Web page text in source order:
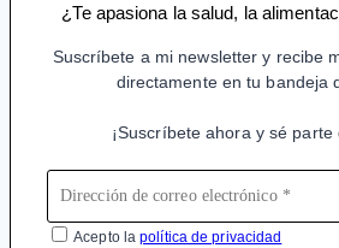
¿Te apasiona la salud, la
Suscríbete a mi newsletter y recibe
directamente en tu bandeja
¡Suscríbete ahora y sé parte
Acepto lapolítica de privacidad